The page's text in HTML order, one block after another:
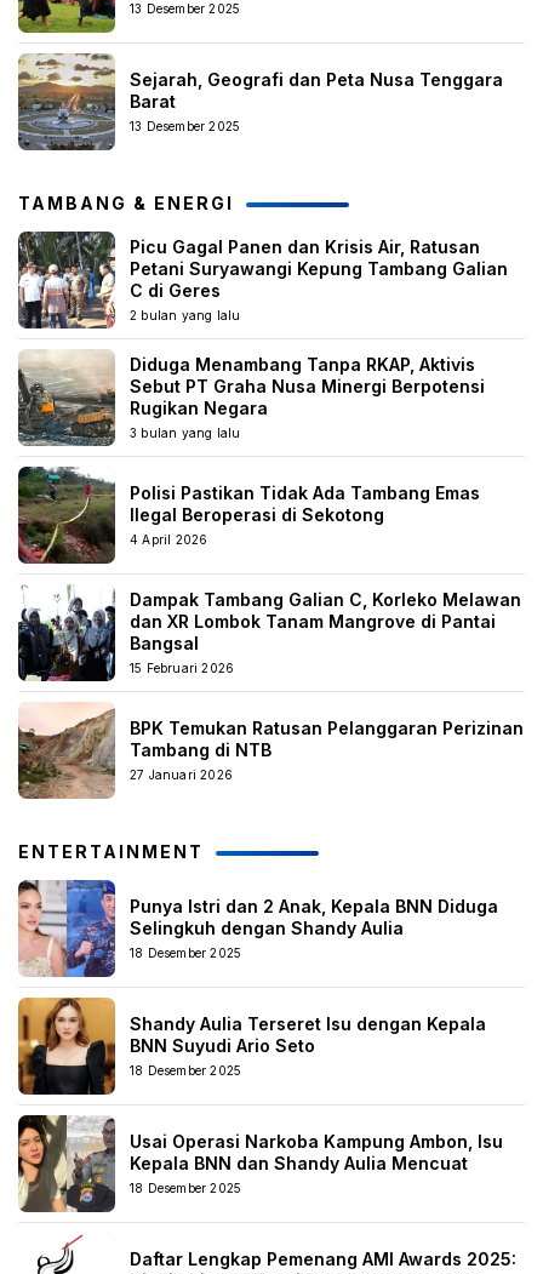
13 Desember 2025
Sejarah, Geografi dan Peta Nusa Tenggara
Barat
13 Desember 2025
TAMBANG & ENERGI
Picu Gagal Panen dan Krisis Air, Ratusan
Petani Suryawangi Kepung Tambang Galian
C di Geres
2 bulan yang lalu
Diduga Menambang Tanpa RKAP, Aktivis
Sebut PT Graha Nusa Minergi Berpotensi
Rugikan Negara
3 bulan yang lalu
Polisi Pastikan Tidak Ada Tambang Emas
Ilegal Beroperasi di Sekotong
4 April 2026
Dampak Tambang Galian C, Korleko Melawan
dan XR Lombok Tanam Mangrove di Pantai
Bangsal
15 Februari 2026
BPK Temukan Ratusan Pelanggaran Perizinan
Tambang di NTB
27 Januari 2026
ENTERTAINMENT
Punya Istri dan 2 Anak, Kepala BNN Diduga
Selingkuh dengan Shandy Aulia
18 Desember 2025
Shandy Aulia Terseret Isu dengan Kepala
BNN Suyudi Ario Seto
18 Desember 2025
Usai Operasi Narkoba Kampung Ambon, Isu
Kepala BNN dan Shandy Aulia Mencuat
18 Desember 2025
Daftar Lengkap Pemenang AMI Awards 2025: